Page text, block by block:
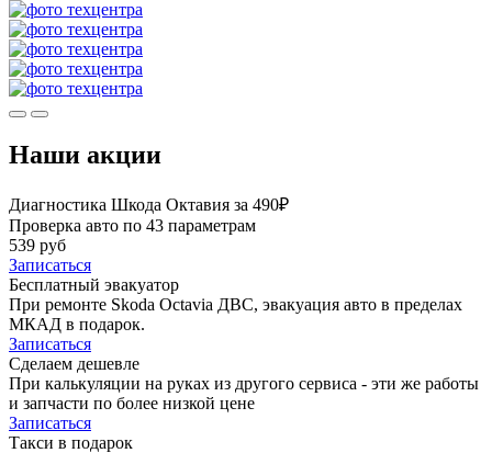
Наши акции
Диагностика Шкода Октавия за 490₽
Проверка авто по 43 параметрам
539 руб
Записаться
Бесплатный эвакуатор
При ремонте Skoda Octavia ДВС, эвакуация авто в пределах
МКАД в подарок.
Записаться
Сделаем дешевле
При калькуляции на руках из другого сервиса - эти же работы
и запчасти по более низкой цене
Записаться
Такси в подарок